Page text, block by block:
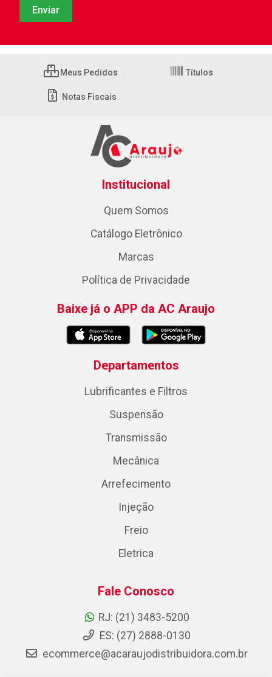
Meus Pedidos Títulos
Notas Fiscais
Institucional
Quem Somos
Catálogo Eletrônico
Marcas
Política de Privacidade
Baixe já o APP da AC Araujo
Departamentos
Lubrificantes e Filtros
Suspensão
Transmissão
Mecânica
Arrefecimento
Injeção
Freio
Eletrica
Fale Conosco
RJ: (21) 3483-5200
ES: (27) 2888-0130
ecommerce@acaraujodistribuidora.com.br